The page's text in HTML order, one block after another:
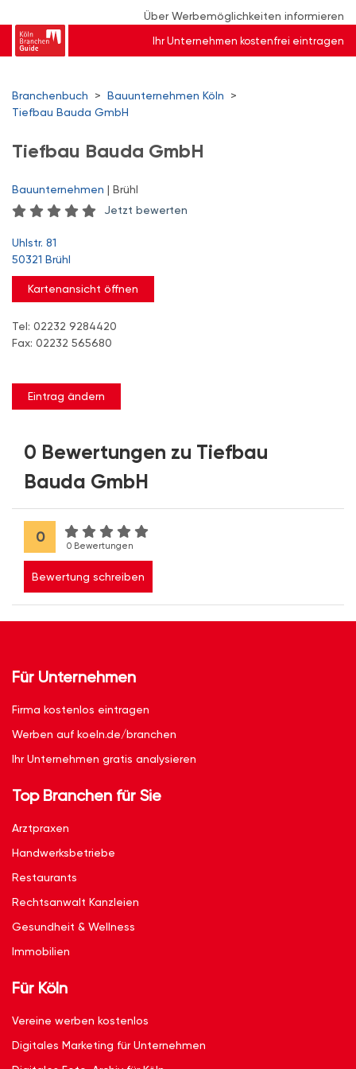
Über Werbemöglichkeiten informieren
Ihr Unternehmen kostenfrei eintragen
Branchenbuch > Bauunternehmen Köln
>
Tiefbau Bauda GmbH
Tiefbau Bauda GmbH
Bauunternehmen | Brühl
Jetzt bewerten
Uhlstr. 81
50321 Brühl
Kartenansicht öffnen
Tel: 02232 9284420
Fax: 02232 565680
Eintrag ändern
0 Bewertungen zu Tiefbau
Bauda GmbH
0
0 Bewertungen
Bewertung schreiben
Für Unternehmen
Firma kostenlos eintragen
Werben auf koeln.de/branchen
Ihr Unternehmen gratis analysieren
Top Branchen für Sie
Arztpraxen
Handwerksbetriebe
Restaurants
Rechtsanwalt Kanzleien
Gesundheit & Wellness
Immobilien
Für Köln
Vereine werben kostenlos
Digitales Marketing für Unternehmen